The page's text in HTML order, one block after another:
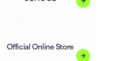
Official Online Store